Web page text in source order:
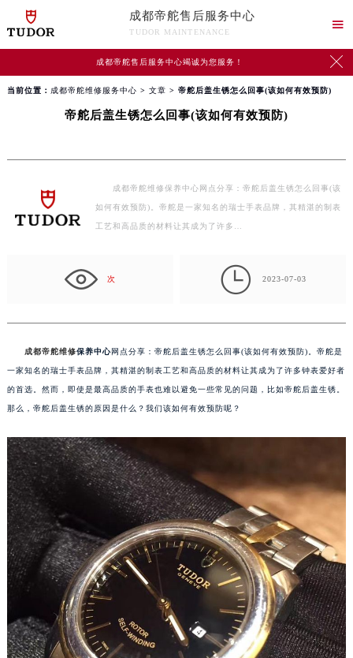
成都帝舵售后服务中心
TUDOR MAINTENANCE

成都帝舵售后服务中心竭诚为您服务！ 
当前位置： 成都帝舵维修服务中心 > 文章 > 帝舵后盖生锈怎么回事(该如何有效预防)
帝舵后盖生锈怎么回事(该如何有效预防)
成都帝舵维修保养中心网点分享：帝舵后盖生锈怎么回事(该
如何有效预防)。帝舵是一家知名的瑞士手表品牌，其精湛的制表
工艺和高品质的材料让其成为了许多…
次  2023-07-03
成都帝舵维修保养中心网点分享：帝舵后盖生锈怎么回事(该如何有效预防)。帝舵是
一家知名的瑞士手表品牌，其精湛的制表工艺和高品质的材料让其成为了许多钟表爱好者
的首选。然而，即使是最高品质的手表也难以避免一些常见的问题，比如帝舵后盖生锈。
那么，帝舵后盖生锈的原因是什么？我们该如何有效预防呢？